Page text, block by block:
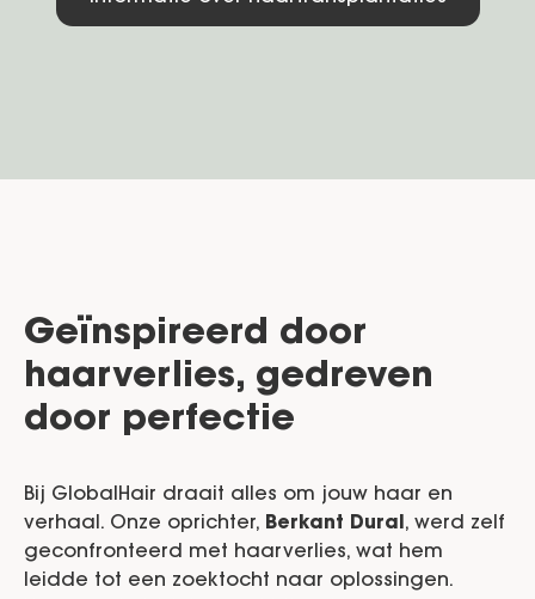
Geïnspireerd door
haarverlies, gedreven
door perfectie
Bij GlobalHair draait alles om jouw haar en
verhaal. Onze oprichter, Berkant Dural , werd zelf
geconfronteerd met haarverlies, wat hem
leidde tot een zoektocht naar oplossingen.